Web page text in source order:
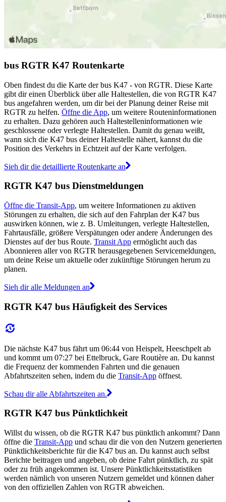
bus RGTR K47 Routenkarte
Oben findest du die Karte der bus K47 - von RGTR. Diese Karte
gibt dir einen Überblick über alle Haltestellen, die von RGTR K47
bus angefahren werden, um dir bei der Planung deiner Reise mit
RGTR zu helfen. Öffne die App, um weitere Routeninformationen
zu erhalten. Dazu gehören auch Haltestelleninformationen wie
geschlossene oder verlegte Haltestellen. Damit du genau weißt,
wann sich die K47 bus deiner Haltestelle nähert, kannst du die
Position des Verkehrs in Echtzeit auf der Karte verfolgen.
Sieh dir die detaillierte Routenkarte an
RGTR K47 bus Dienstmeldungen
Öffne die Transit-App, um weitere Informationen zu aktiven
Störungen zu erhalten, die sich auf den Fahrplan der K47 bus
auswirken können, wie z. B. Umleitungen, verlegte Haltestellen,
Fahrtausfälle, größere Verspätungen oder andere Änderungen des
Dienstes auf der bus Route. Transit App ermöglicht auch das
Abonnieren aller von RGTR herausgegebenen Servicemeldungen,
um deine Reise um aktuelle oder zukünftige Störungen herum zu
planen.
Sieh dir alle Meldungen an
RGTR K47 bus Häufigkeit des Services
Die nächste K47 bus fährt um 06:44 von Heispelt, Heeschpelt ab
und kommt um 07:27 bei Ettelbruck, Gare Routière an. Du kannst
die Frequenz der kommenden Fahrten und die genauen
Abfahrtszeiten sehen, indem du die Transit-App öffnest.
Schau dir alle Abfahrtszeiten an.
RGTR K47 bus Pünktlichkeit
Willst du wissen, ob die RGTR K47 bus pünktlich ankommt? Dann
öffne die Transit-App und schau dir die von den Nutzern generierten
Pünktlichkeitsberichte für die K47 bus an. Du kannst auch selbst
Berichte beitragen und angeben, ob deine Fahrt pünktlich, zu spät
oder zu früh angekommen ist. Unsere Pünktlichkeitsstatistiken
werden nämlich von unseren Nutzern gemeldet und können daher
von den offiziellen Zahlen von RGTR abweichen.